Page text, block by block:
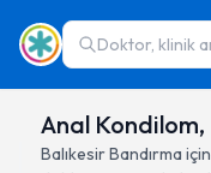
Doktor, klinik
Anal Kondilom,
BalıkesirBandırma